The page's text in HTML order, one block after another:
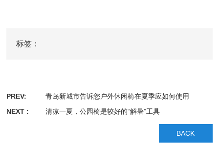
标签：
PREV:
青岛新城市告诉您户外休闲椅在夏季应如何使用
NEXT :
清凉一夏，公园椅是较好的“解暑”工具
BACK